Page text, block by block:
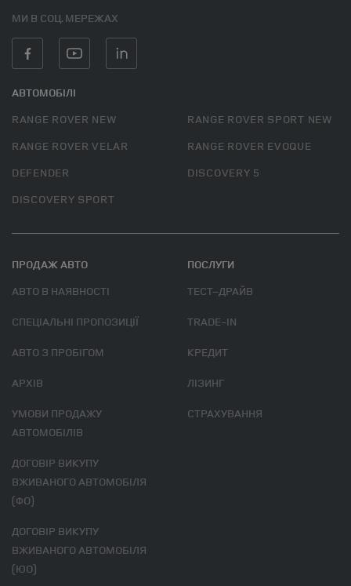
МИ В СОЦ. МЕРЕЖАХ
АВТОМОБІЛІ
RANGE ROVER NEW
RANGE ROVER SPORT NEW
RANGE ROVER VELAR
RANGE ROVER EVOQUE
DEFENDER
DISCOVERY 5
DISCOVERY SPORT
ПРОДАЖ АВТО
АВТО В НАЯВНОСТІ
СПЕЦІАЛЬНІ ПРОПОЗИЦІЇ
АВТО З ПРОБІГОМ
АРХІВ
УМОВИ ПРОДАЖУ
АВТОМОБІЛІВ
ДОГОВІР ВИКУПУ
ВЖИВАНОГО АВТОМОБІЛЯ
(ФО)
ДОГОВІР ВИКУПУ
ВЖИВАНОГО АВТОМОБІЛЯ
(ЮО)
ПОСЛУГИ
ТЕСТ–ДРАЙВ
TRADE-IN
КРЕДИТ
ЛІЗИНГ
СТРАХУВАННЯ